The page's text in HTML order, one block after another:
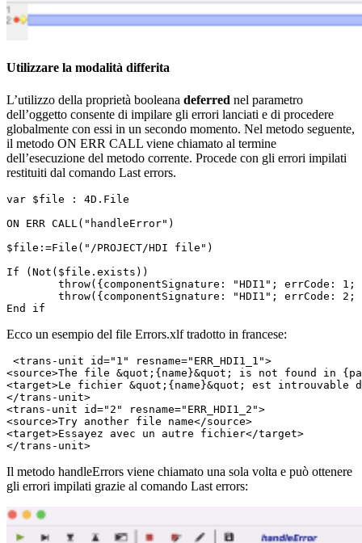
Utilizzare la modalità differita
L’utilizzo della proprietà booleana deferred nel parametro
dell’oggetto consente di impilare gli errori lanciati e di procedere
globalmente con essi in un secondo momento. Nel metodo seguente,
il metodo ON ERR CALL viene chiamato al termine
dell’esecuzione del metodo corrente. Procede con gli errori impilati
restituiti dal comando Last errors.
var $file : 4D.File
ON ERR CALL("handleError")
$file:=File("/PROJECT/HDI file")
If (Not($file.exists))
End if
Ecco un esempio del file Errors.xlf tradotto in francese:
<trans-unit id="1" resname="ERR_HDI1_1">
<source>The file &quot;{name}&quot; is not found in
<target>Le fichier &quot;{name}&quot; est introuvable
</trans-unit>
<trans-unit id="2" resname="ERR_HDI1_2">
<source>Try another file name</source>
<target>Essayez avec un autre fichier</target>
</trans-unit>
Il metodo handleErrors viene chiamato una sola volta e può ottenere
gli errori impilati grazie al comando Last errors: